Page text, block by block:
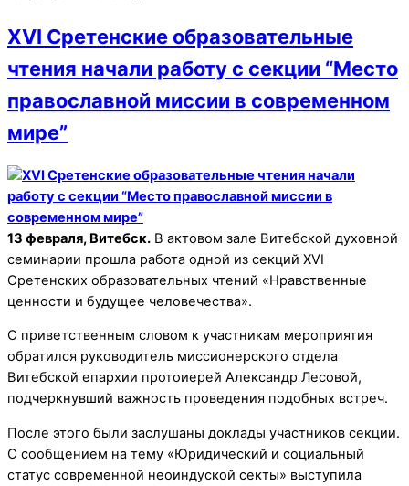
XVI Сретенские образовательные
чтения начали работу с секции “Место
православной миссии в современном
мире”
13 февраля, Витебск. В актовом зале Витебской духовной
семинарии прошла работа одной из секций XVI
Сретенских образовательных чтений «Нравственные
ценности и будущее человечества».
С приветственным словом к участникам мероприятия
обратился руководитель миссионерского отдела
Витебской епархии протоиерей Александр Лесовой,
подчеркнувший важность проведения подобных встреч.
После этого были заслушаны доклады участников секции.
С сообщением на тему «Юридический и социальный
статус современной неоиндуской секты» выступила